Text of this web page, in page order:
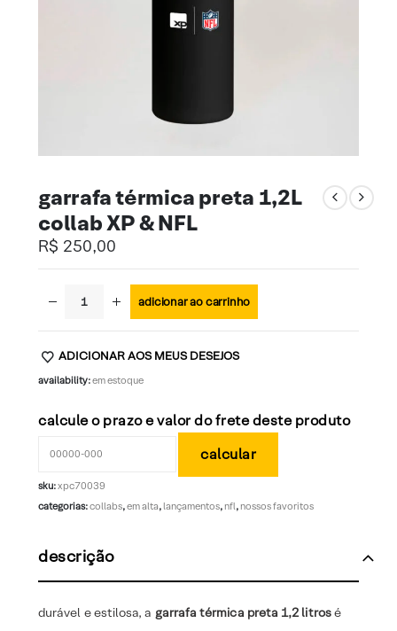
garrafa térmica preta 1,2L
collab XP & NFL
R$ 250,00
adicionar ao carrinho
ADICIONAR AOS MEUS DESEJOS
availability:em estoque
calcule o prazo e valor do frete deste produto
sku:xpc70039
categorias:collabs,em alta, lançamentos, nfl, nossos favoritos
descrição
durável e estilosa, a garrafa térmica preta 1,2 litrosé